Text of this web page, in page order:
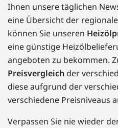
Ihnen unsere täglichen
eine Übersicht der
können Sie unseren
eine günstige
angeboten zu bekommen.
Preisvergleich der
diese aufgrund der
verschiedene Preisniveaus
Verpassen Sie nie wieder